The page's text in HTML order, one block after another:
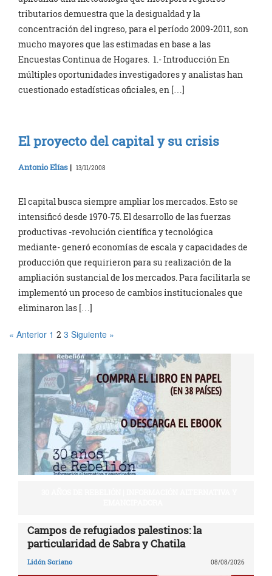
tributarios demuestra que la desigualdad y la
concentración del ingreso, para el período 2009-2011, son
mucho mayores que las estimadas en base a las
Encuestas Continua de Hogares. 1.- Introducción En
múltiples oportunidades investigadores y analistas han
cuestionado estadísticas oficiales, en […]
El proyecto del capital y su crisis
Antonio Elías | 13/11/2008
El capital busca siempre ampliar los mercados. Esto se
intensificó desde 1970-75. El desarrollo de las fuerzas
productivas -revolución científica y tecnológica
mediante- generó economías de escala y capacidades de
producción que requirieron para su realización de la
ampliación sustancial de los mercados. Para facilitarla se
implementó un proceso de cambios institucionales que
eliminaron las […]
« Anterior 1 2 3 Siguiente »
Campos de refugiados palestinos: la
particularidad de Sabra y Chatila
Lidón Soriano 08/08/2026